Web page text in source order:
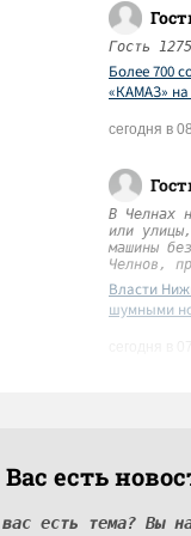
Гость
Более 700
«КАМАЗ» на
сегодня в
В Челнах
или
машины
Челнов,
Власти
шумными
есть
есть тема? Вы